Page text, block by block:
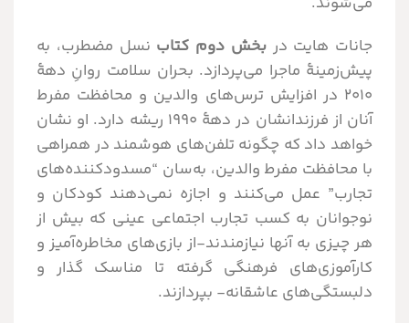
جانات هایت دربخش دوم کتاب نسل مضطرب، به
پیش‌زمینۀ ماجرا می‌پردازد. بحران سلامت روانِ دهۀ
۲۰۱۰ در افزایش ترس‌های والدین و محافظت مفرط
آنان از فرزندانشان در دهۀ ۱۹۹۰ ریشه دارد. او نشان
خواهد داد که چگونه تلفن‌های هوشمند در همراهی
با محافظت مفرط والدین، به‌سان “مسدودکننده‌های
تجارب” عمل می‌کنند و اجازه نمی‌دهند کودکان و
نوجوانان به کسب تجارب اجتماعی عینی که بیش از
هر چیزی به آنها نیازمندند-از بازی‌های مخاطره‌آمیز و
کارآموزی‌های فرهنگی گرفته تا مناسک گذار و
دلبستگی‌های عاشقانه- بپردازند.